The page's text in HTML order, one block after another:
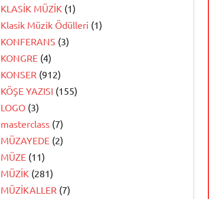
KLASİK MÜZİK (1)
Klasik Müzik Ödülleri (1)
KONFERANS (3)
KONGRE (4)
KONSER (912)
KÖŞE YAZISI (155)
LOGO (3)
masterclass (7)
MÜZAYEDE (2)
MÜZE (11)
MÜZİK (281)
MÜZİKALLER (7)